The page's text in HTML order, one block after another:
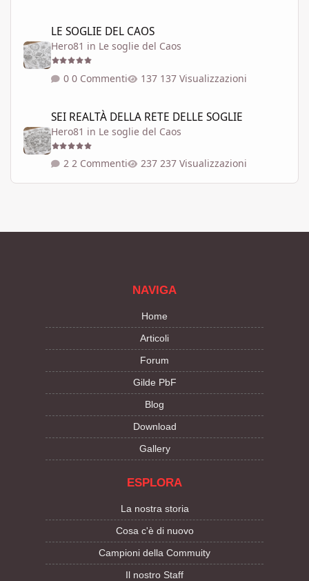
LE SOGLIE DEL CAOS
Hero81 in Le soglie del Caos
0 Commenti 137 Visualizzazioni
SEI REALTÀ DELLA RETE DELLE SOGLIE
Hero81 in Le soglie del Caos
2 Commenti 237 Visualizzazioni
NAVIGA
Home
Articoli
Forum
Gilde PbF
Blog
Download
Gallery
ESPLORA
La nostra storia
Cosa c'è di nuovo
Campioni della Commuity
Il nostro Staff